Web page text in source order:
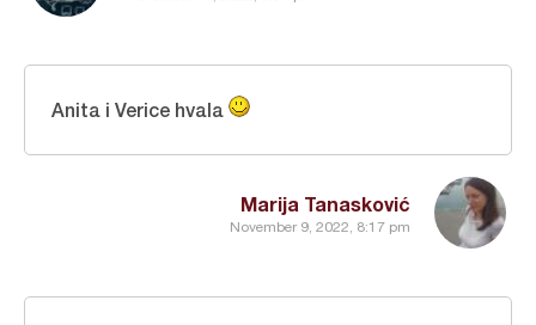
Marija Tanasković
November 9, 2022, 8:17 pm
Anita i Verice hvala